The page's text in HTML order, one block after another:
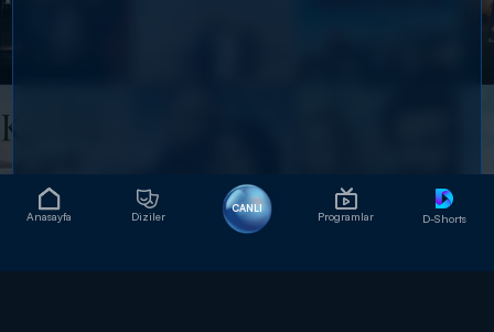
Anasayfa Diziler
CANLI
Programlar D-Shorts